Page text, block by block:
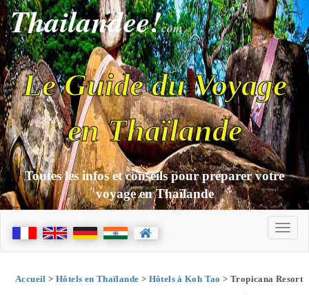
Thailandee!com
Le Guide du Voyage
en Thaïlande
Toutes les infos et conseils pour préparer votre
voyage en Thaïlande
Accueil > Hôtels en Thaïlande > Hôtels à Koh Tao > Tropicana Resort